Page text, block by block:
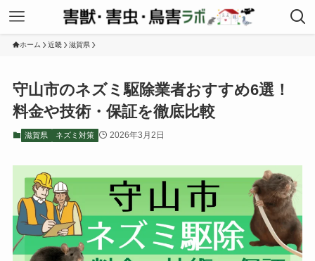
ホーム 近畿 滋賀県
守山市のネズミ駆除業者おすすめ6選！
料金や技術・保証を徹底比較
滋賀県 ネズミ対策 2026年3月2日